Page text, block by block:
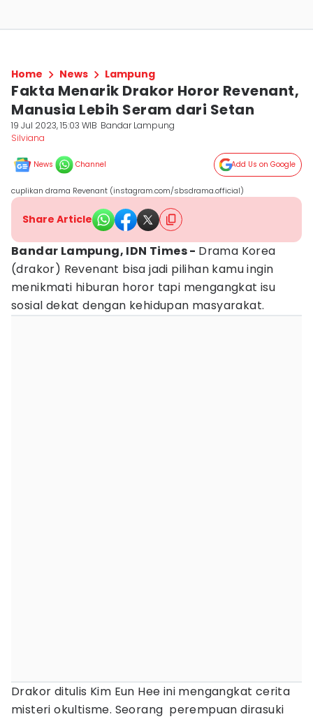
Home News Lampung
Fakta Menarik Drakor Horor Revenant,
Manusia Lebih Seram dari Setan
19 Jul 2023, 15:03 WIB Bandar Lampung
Silviana
News Channel Add Us on Google
cuplikan drama Revenant (instagram.com/sbsdrama.official)
Share Article
Bandar Lampung, IDN Times - Drama Korea
(drakor) Revenant bisa jadi pilihan kamu ingin
menikmati hiburan horor tapi mengangkat isu
sosial dekat dengan kehidupan masyarakat.
Drakor ditulis Kim Eun Hee ini mengangkat cerita
misteri okultisme. Seorang perempuan dirasuki